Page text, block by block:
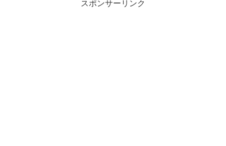
スポンサーリンク